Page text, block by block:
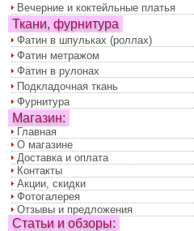
Вечерние и коктейльные платья
Ткани, фурнитура
Фатин в шпульках (роллах)
Фатин метражом
Фатин в рулонах
Подкладочная ткань
Фурнитура
Магазин:
Главная
О магазине
Доставка и оплата
Контакты
Акции, скидки
Фотогалерея
Отзывы и предложения
Статьи и обзоры: